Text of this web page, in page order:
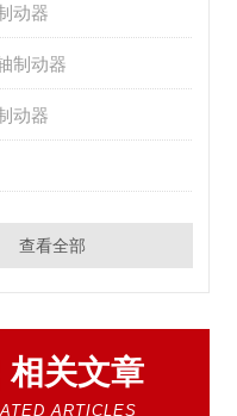
动器
制动器
动器
查看全部
相关文章
ARTICLES